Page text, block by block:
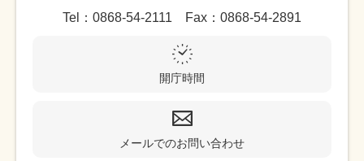
Tel：0868-54-2111 Fax：0868-54-2891
開庁時間
メールでのお問い合わせ